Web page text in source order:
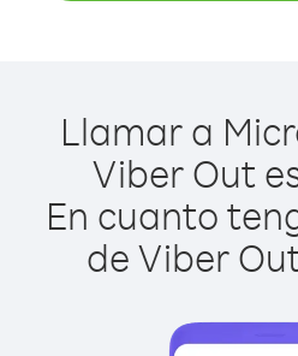
Llamar a
Viber Out
En cuanto
de Viber